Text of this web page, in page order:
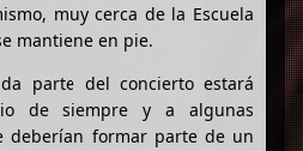
muy cerca de la Escuela
mantiene en pie.
parte del concierto estará
de siempre y a algunas
deberían formar parte de un